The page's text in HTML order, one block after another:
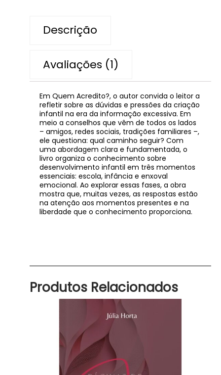
Descrição
Avaliações (1)
Em Quem Acredito?, o autor convida o leitor a
refletir sobre as dúvidas e pressões da criação
infantil na era da informação excessiva. Em
meio a conselhos que vêm de todos os lados
– amigos, redes sociais, tradições familiares –,
ele questiona: qual caminho seguir? Com
uma abordagem clara e fundamentada, o
livro organiza o conhecimento sobre
desenvolvimento infantil em três momentos
essenciais: escola, infância e enxoval
emocional. Ao explorar essas fases, a obra
mostra que, muitas vezes, as respostas estão
na atenção aos momentos presentes e na
liberdade que o conhecimento proporciona.
Produtos Relacionados